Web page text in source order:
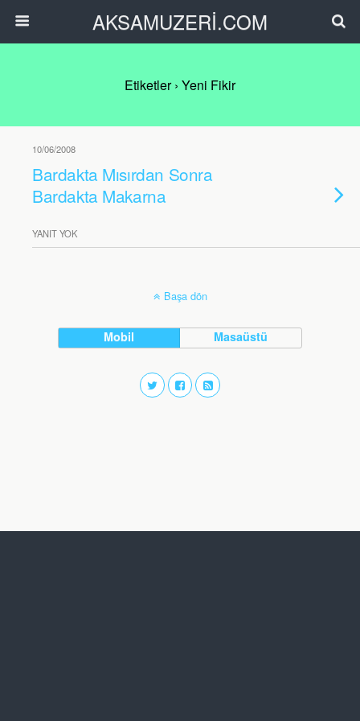
AKSAMUZERİ.COM
Etiketler › Yeni Fikir
10/06/2008
Bardakta Mısırdan Sonra
Bardakta Makarna
YANIT YOK
Başa dön
Mobil Masaüstü